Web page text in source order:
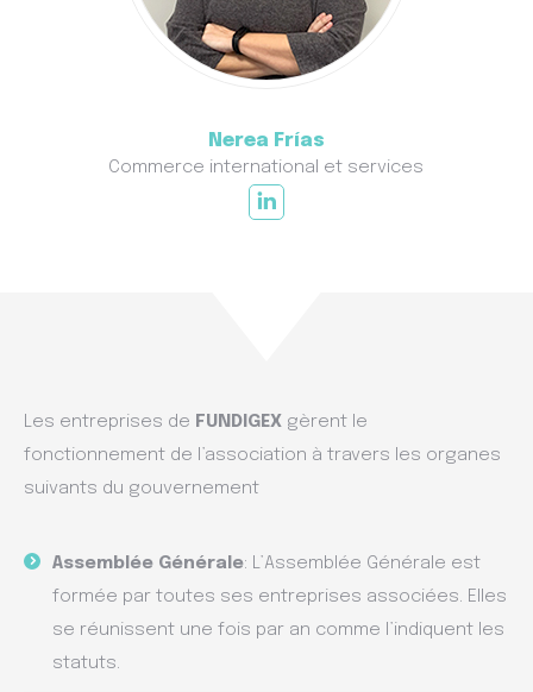
Nerea Frías
Commerce international et services
Les entreprises de FUNDIGEX gèrent le
fonctionnement de l’association à travers les organes
suivants du gouvernement
Assemblée Générale: L’Assemblée Générale est
formée par toutes ses entreprises associées. Elles
se réunissent une fois par an comme l’indiquent les
statuts.